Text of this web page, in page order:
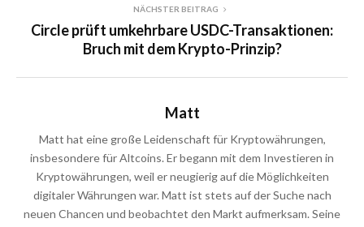
NÄCHSTER BEITRAG
Circle prüft umkehrbare USDC-Transaktionen:
Bruch mit dem Krypto-Prinzip?
Matt
Matt hat eine große Leidenschaft für Kryptowährungen,
insbesondere für Altcoins. Er begann mit dem Investieren in
Kryptowährungen, weil er neugierig auf die Möglichkeiten
digitaler Währungen war. Matt ist stets auf der Suche nach
neuen Chancen und beobachtet den Markt aufmerksam. Seine